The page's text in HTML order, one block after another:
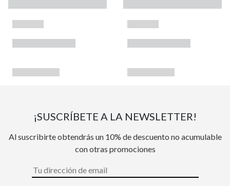
¡SUSCRÍBETE A LA NEWSLETTER!
Al suscribirte obtendrás un 10% de descuento no acumulable
con otras promociones